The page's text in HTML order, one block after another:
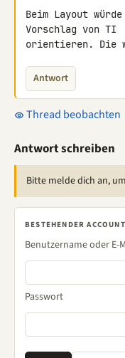
Beim Layout
Vorschlag von TI
orientieren. Die
Antwort
Thread beobachten
Antwort schreiben
Bitte melde dich an,
BESTEHENDER ACCOUNT
Benutzername oder E-
Passwort